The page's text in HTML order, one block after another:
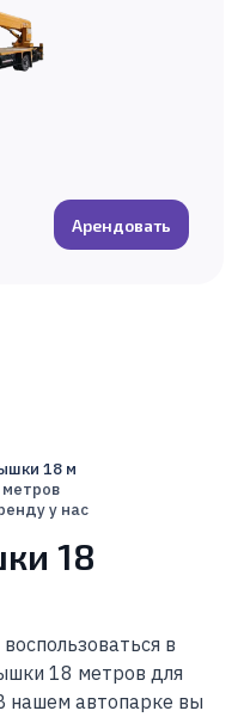
Арендовать
18 м
у нас
18
в
18 метров для
нашем автопарке вы